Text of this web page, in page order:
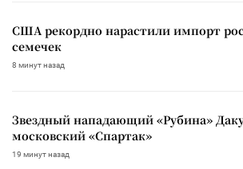
США рекордно нарастили импорт
семечек
8 минут назад
Звездный нападающий «Рубина»
московский «Спартак»
19 минут назад